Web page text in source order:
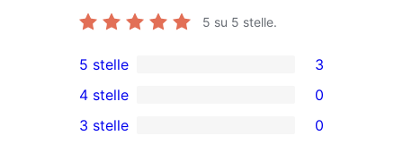
5 su 5 stelle.
3
recensioni
a
5 stelle 3
recensioni
4 stelle 0
0
3 stelle 0